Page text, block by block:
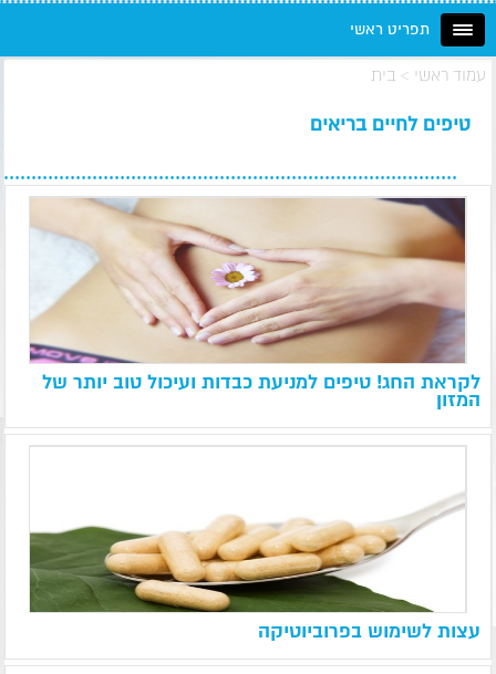
תפריט ראשי
עמוד ראשי > בית
טיפים לחיים בריאים
לקראת החג! טיפים למניעת כבדות ועיכול טוב יותר של
המזון
עצות לשימוש בפרוביוטיקה